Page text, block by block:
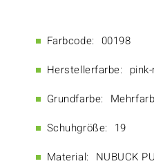
Farbcode: 00198
Herstellerfarbe:
Grundfarbe:
Schuhgröße: 19
Material: NUBUCK